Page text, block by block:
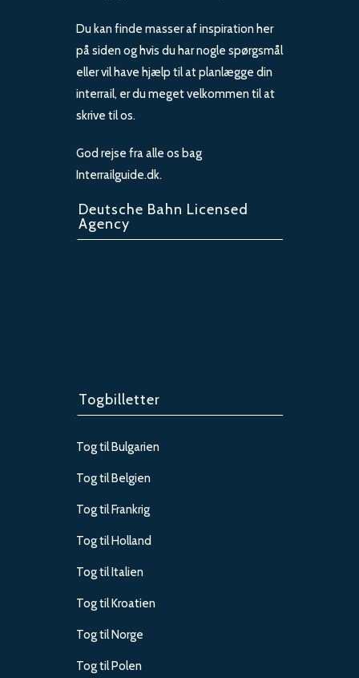
Du kan finde masser af inspiration her
på siden og hvis du har nogle spørgsmål
eller vil have hjælp til at planlægge din
interrail, er du meget velkommen til at
skrive til os.
God rejse fra alle os bag
Interrailguide.dk.
Deutsche Bahn Licensed
Agency
Togbilletter
Tog til Bulgarien
Tog til Belgien
Tog til Frankrig
Tog til Holland
Tog til Italien
Tog til Kroatien
Tog til Norge
Tog til Polen